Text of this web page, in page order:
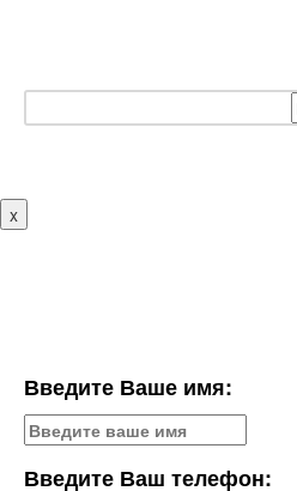
x
Введите Ваше имя:
Введите Ваш телефон: